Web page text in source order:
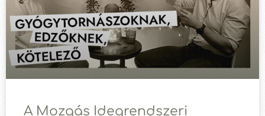
A Mozgás Idegrendszeri